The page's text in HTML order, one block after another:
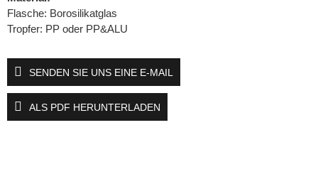
Flasche: Borosilikatglas
Tropfer: PP oder PP&ALU
SENDEN SIE UNS EINE E-MAIL
ALS PDF HERUNTERLADEN